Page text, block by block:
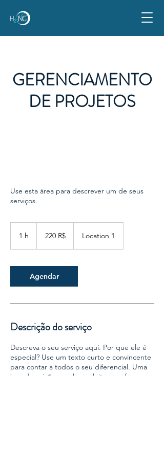
GERENCIAMENTO
DE PROJETOS
Use esta área para descrever um de seus
serviços.
1 h
brasileiros
220 R$ Location 1
Agendar
Descrição do serviço
Descreva o seu serviço aqui. Por que ele é
especial? Use um texto curto e convincente
para contar a todos o seu diferencial. Uma
boa descrição envolve os leitores e faz com